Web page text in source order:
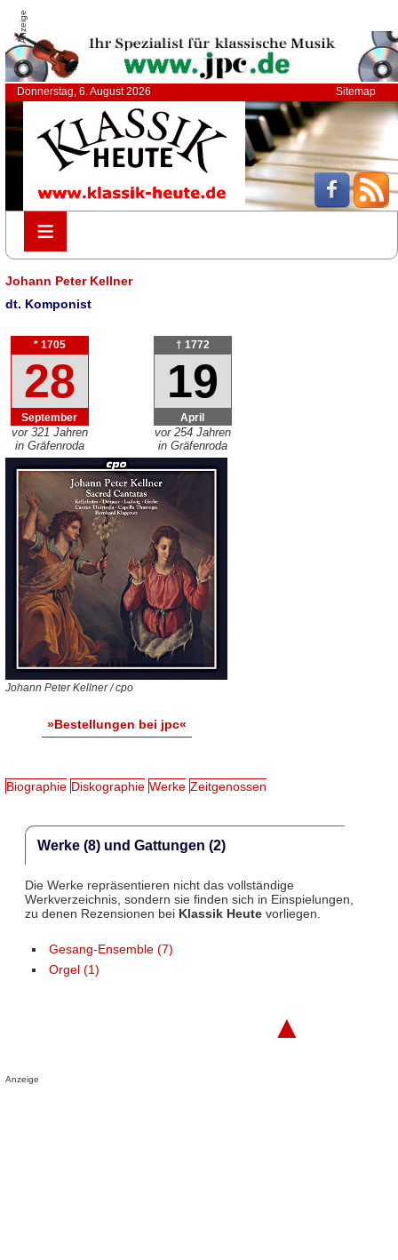
Anzeige
Donnerstag, 6. August 2026 Sitemap
≡
≡
Johann Peter Kellner
dt. Komponist
* 1705
28
September
vor 321 Jahren
in Gräfenroda
† 1772
19
April
vor 254 Jahren
in Gräfenroda
Johann Peter Kellner / cpo
»Bestellungen bei jpc«
Biographie Diskographie Werke Zeitgenossen
Werke (8) und Gattungen (2)
Die Werke repräsentieren nicht das vollständige
Werkverzeichnis, sondern sie finden sich in Einspielungen,
zu denen Rezensionen bei Klassik Heutevorliegen.
Gesang-Ensemble (7)
Orgel (1)
▲
Anzeige